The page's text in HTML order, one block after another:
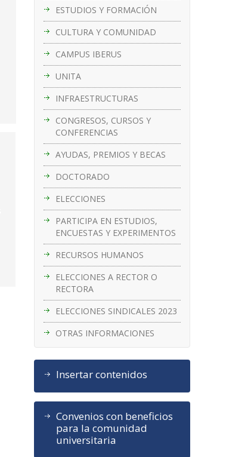
ESTUDIOS Y FORMACIÓN
CULTURA Y COMUNIDAD
CAMPUS IBERUS
UNITA
INFRAESTRUCTURAS
CONGRESOS, CURSOS Y
CONFERENCIAS
AYUDAS, PREMIOS Y BECAS
DOCTORADO
ELECCIONES
PARTICIPA EN ESTUDIOS,
ENCUESTAS Y EXPERIMENTOS
RECURSOS HUMANOS
ELECCIONES A RECTOR O
RECTORA
ELECCIONES SINDICALES 2023
OTRAS INFORMACIONES
Insertar contenidos
Convenios con beneficios
para la comunidad
universitaria